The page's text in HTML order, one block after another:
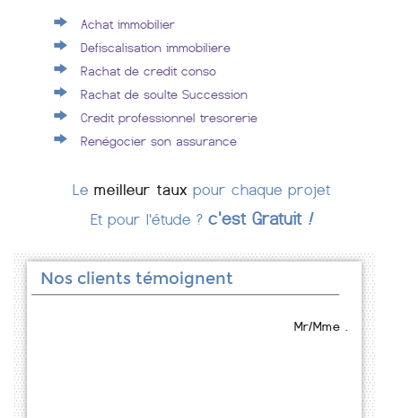
Achat immobilier
Defiscalisation immobiliere
Rachat de credit conso
Rachat de soulte Succession
Credit professionnel tresorerie
Renégocier son assurance
Le meilleur taux pour chaque projet
Et pour l'étude ? c'est Gratuit !
Nos clients témoignent
Mr/Mme .